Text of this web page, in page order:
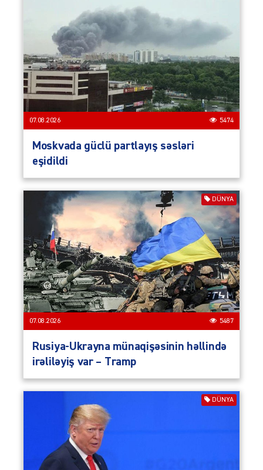
07.08.2026 5474
Moskvada güclü partlayış səsləri
eşidildi
DÜNYA
07.08.2026 5487
Rusiya-Ukrayna münaqişəsinin həllində
irəliləyiş var – Tramp
DÜNYA